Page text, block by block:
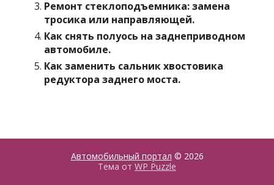
Ремонт стеклоподъемника: замена
тросика или направляющей.
Как снять полуось на заднеприводном
автомобиле.
Как заменить сальник хвостовика
редуктора заднего моста.
Автомобильный портал © 2026
Тема от WP Puzzle